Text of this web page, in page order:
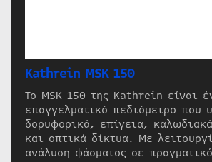
Kathrein MSK 150
Το MSK 150 της Kathrein είναι
επαγγελματικό πεδιόμετρο που
δορυφορικά, επίγεια,
και οπτικά δίκτυα. Με
ανάλυση φάσματος σε